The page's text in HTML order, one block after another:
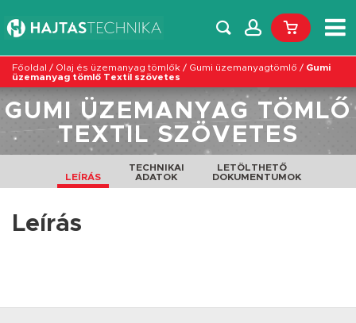
Főoldal / Olaj és üzemanyag tömlők / Gumi üzemanyagtömlő / Gumi
üzemanyag tömlő Textil szövetes
GUMI ÜZEMANYAG TÖMLŐ
TEXTIL SZÖVETES
LEÍRÁS
TECHNIKAI
ADATOK
LETÖLTHETŐ
DOKUMENTUMOK
Leírás